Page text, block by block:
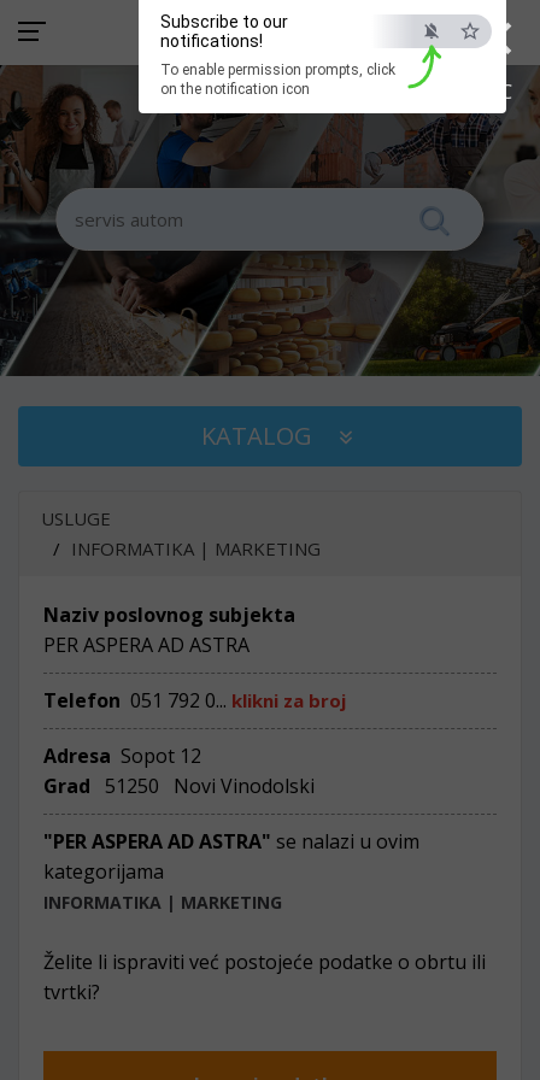
×
ESC
Subscribe to our
notifications!
To enable permission prompts, click
on the notification icon
KATALOG
USLUGE
INFORMATIKA | MARKETING
Naziv poslovnog subjekta
PER ASPERA AD ASTRA
Telefon 051 792 0... klikni za broj
Adresa Sopot 12
Grad
51250 Novi Vinodolski
"PER ASPERA AD ASTRA" se nalazi u ovim
kategorijama
INFORMATIKA | MARKETING
Želite li ispraviti već postojeće podatke o obrtu ili
tvrtki?